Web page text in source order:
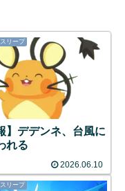
リープ
】デデンネ、台風に
れる
2026.06.10
リープ